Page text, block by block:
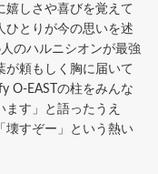
嬉しさや喜びを覚えて
ひとりが今の思いを述
のハルニシオンが最強
が頼もしく胸に届いて
O-EASTの柱をみんな
す」と語ったうえ
壊すぞー」という熱い